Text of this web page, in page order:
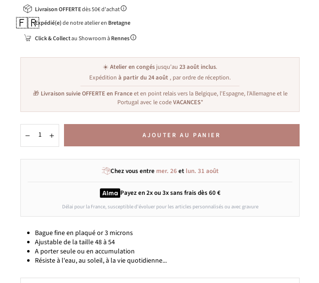
Livraison OFFERTEdès 50€ d'achat
🇫🇷Expédié(e)de notre atelier en Bretagne
Click & Collectau Showroom àRennes
☀️ Atelier en congés jusqu'au 23 août inclus.
Expédition à partir du 24 août , par ordre de réception.
🎁 Livraison suivie OFFERTE en Franceet en point relais vers la Belgique, l'Espagne, l'Allemagne et le
Portugal avec le codeVACANCES*
+
AJOUTER AU PANIER
Chez vous entre mer. 26et lun. 31 août
Payez en 2x ou 3xsans fraisdès 60 €
Délai pour la France, susceptible d'évoluer pour les articles personnalisés ou avec gravure
Bague fine en plaqué or 3 microns
Ajustable de la taille 48 à 54
A porter seule ou en accumulation
Résiste à l'eau, au soleil, à la vie quotidienne...